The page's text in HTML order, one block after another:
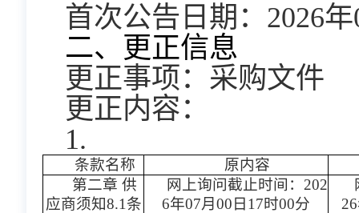
首次公告日期：2026
二、更正信息
更正事项：采购文件
更正内容：
1.
条款名称
原内容
第二章 供
应商须知8.1条
网上询问截止时间：202
6年07月00日17时00分